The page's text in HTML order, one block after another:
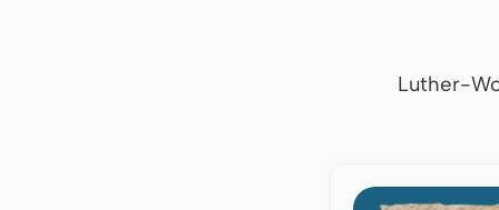
Luther-